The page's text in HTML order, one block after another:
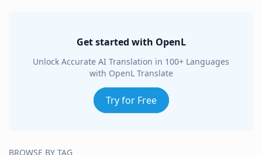
Get started with OpenL
Unlock Accurate AI Translation in 100+ Languages
with OpenL Translate
Try for Free
BROWSE BY TAG